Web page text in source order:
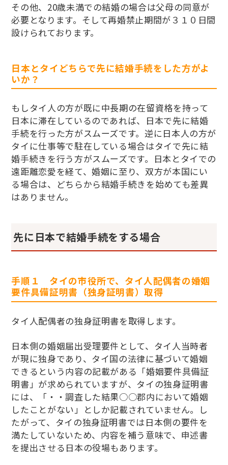
その他、20歳未満での結婚の場合は父母の同意が
必要となります。そして再婚禁止期間が３１０日間
設けられております。
日本とタイどちらで先に結婚手続をした方がよ
いか？
もしタイ人の方が既に中長期の在留資格を持って
日本に滞在しているのであれば、日本で先に結婚
手続を行った方がスムーズです。逆に日本人の方が
タイに仕事等で駐在している場合はタイで先に結
婚手続きを行う方がスムーズです。日本とタイでの
遠距離恋愛を経て、婚姻に至り、双方が本国にい
る場合は、どちらから結婚手続きを始めても差異
はありません。
先に日本で結婚手続をする場合
手順１ タイの市役所で、タイ人配偶者の婚姻
要件具備証明書（独身証明書）取得
タイ人配偶者の独身証明書を取得します。
日本側の婚姻届出受理要件として、タイ人当時者
が現に独身であり、タイ国の法律に基づいて婚姻
できるという内容の記載がある「婚姻要件具備証
明書」が求められていますが、タイの独身証明書
には、「・・調査した結果○○郡内において婚姻
したことがない」としか記載されていません。し
たがって、タイの独身証明書では日本側の要件を
満たしていないため、内容を補う意味で、申述書
を提出させる日本の役場もあります。